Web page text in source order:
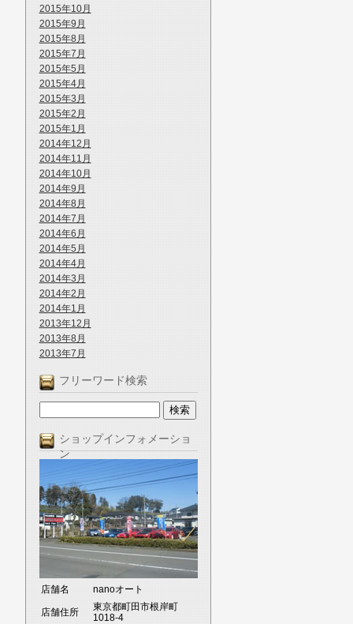
2015年10月
2015年9月
2015年8月
2015年7月
2015年5月
2015年4月
2015年3月
2015年2月
2015年1月
2014年12月
2014年11月
2014年10月
2014年9月
2014年8月
2014年7月
2014年6月
2014年5月
2014年4月
2014年3月
2014年2月
2014年1月
2013年12月
2013年8月
2013年7月
フリーワード検索
ショップインフォメーショ
ン
店舗名 nanoオート
店舗住所
東京都町田市根岸町
1018-4